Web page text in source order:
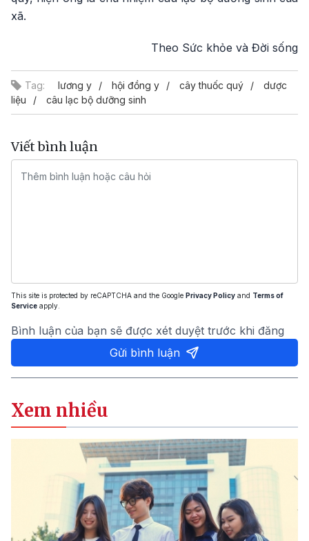
xã.
Theo Sức khỏe và Đời sống
Tag: lương y hội đồng y cây thuốc quý
dược
liệu
câu lạc bộ dưỡng sinh
Viết bình luận
This site is protected by reCAPTCHA and the Google Privacy Policy and Terms of
Service apply.
Bình luận của bạn sẽ được xét duyệt trước khi đăng
Gửi bình luận
Xem nhiều